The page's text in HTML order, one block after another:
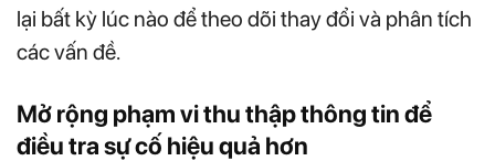
lại bất kỳ lúc nào để theo dõi thay đổi và phân tích
các vấn đề.
Mở rộng phạm vi thu thập thông tin để
điều tra sự cố hiệu quả hơn